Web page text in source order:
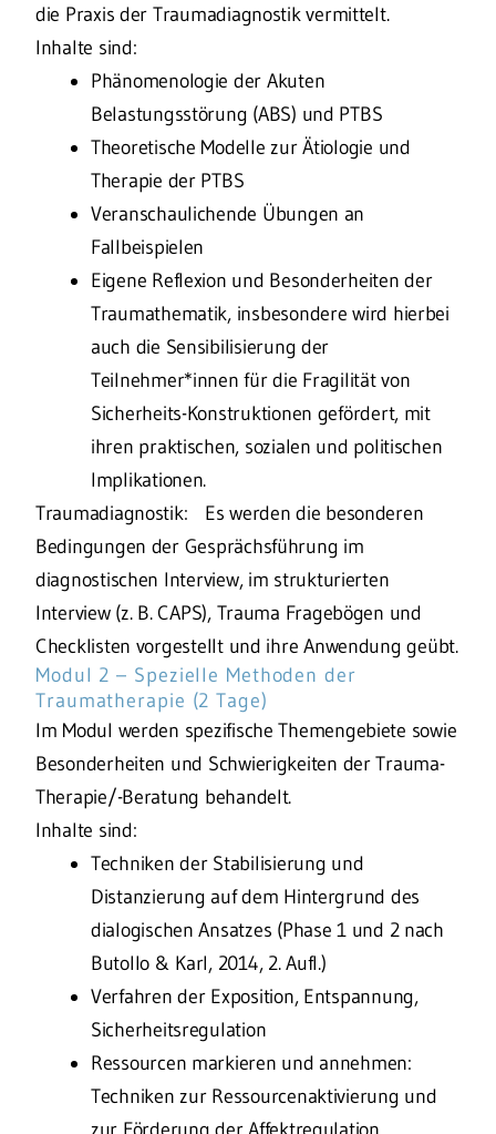
die Praxis der Traumadiagnostik vermittelt.
Inhalte sind:
Phänomenologie der Akuten
Belastungsstörung (ABS) und PTBS
Theoretische Modelle zur Ätiologie und
Therapie der PTBS
Veranschaulichende Übungen an
Fallbeispielen
Eigene Reflexion und Besonderheiten der
Traumathematik, insbesondere wird hierbei
auch die Sensibilisierung der
Teilnehmer*innen für die Fragilität von
Sicherheits-Konstruktionen gefördert, mit
ihren praktischen, sozialen und politischen
Implikationen.
Traumadiagnostik: Es werden die besonderen
Bedingungen der Gesprächsführung im
diagnostischen Interview, im strukturierten
Interview (z. B. CAPS), Trauma Fragebögen und
Checklisten vorgestellt und ihre Anwendung geübt.
Modul 2 – Spezielle Methoden der
Traumatherapie (2 Tage)
Im Modul werden spezifische Themengebiete sowie
Besonderheiten und Schwierigkeiten der Trauma-
Therapie/-Beratung behandelt.
Inhalte sind:
Techniken der Stabilisierung und
Distanzierung auf dem Hintergrund des
dialogischen Ansatzes (Phase 1 und 2 nach
Butollo & Karl, 2014, 2. Aufl.)
Verfahren der Exposition, Entspannung,
Sicherheitsregulation
Ressourcen markieren und annehmen:
Techniken zur Ressourcenaktivierung und